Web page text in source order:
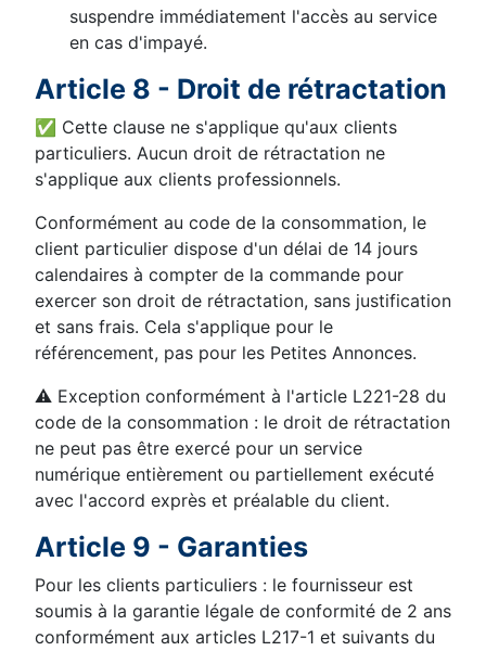
suspendre immédiatement l'accès au service
en cas d'impayé.
Article 8 - Droit de rétractation
✅ Cette clause ne s'applique qu'aux clients
particuliers. Aucun droit de rétractation ne
s'applique aux clients professionnels.
Conformément au code de la consommation, le
client particulier dispose d'un délai de 14 jours
calendaires à compter de la commande pour
exercer son droit de rétractation, sans justification
et sans frais. Cela s'applique pour le
référencement, pas pour les Petites Annonces.
⚠️ Exception conformément à l'article L221-28 du
code de la consommation : le droit de rétractation
ne peut pas être exercé pour un service
numérique entièrement ou partiellement exécuté
avec l'accord exprès et préalable du client.
Article 9 - Garanties
Pour les clients particuliers : le fournisseur est
soumis à la garantie légale de conformité de 2 ans
conformément aux articles L217-1 et suivants du